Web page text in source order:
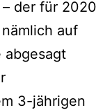
der für 2020
auf
abgesagt
3-jährigen